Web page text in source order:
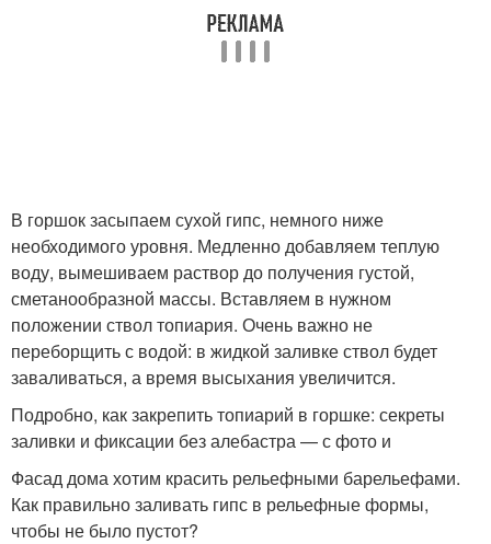
В горшок засыпаем сухой гипс, немного ниже
необходимого уровня. Медленно добавляем теплую
воду, вымешиваем раствор до получения густой,
сметанообразной массы. Вставляем в нужном
положении ствол топиария. Очень важно не
переборщить с водой: в жидкой заливке ствол будет
заваливаться, а время высыхания увеличится.
Подробно, как закрепить топиарий в горшке: секреты
заливки и фиксации без алебастра — с фото и
Фасад дома хотим красить рельефными барельефами.
Как правильно заливать гипс в рельефные формы,
чтобы не было пустот?